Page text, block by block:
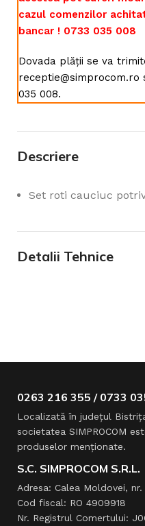
cazul comenzilor
bancar ! 0733 035 008
Dovada plății se va
receptie@simprocom.ro
035 008.
Descriere
Set roti cauciuc
Detalii Tehnice
0263 216 355 / 0733
Localizată în judeţul
societatea SIMPROCOM
produselor menţionate.
S.C. SIMPROCOM S.R.L.
Adresa: Calea Moldovei,
Cod fiscal: RO 4909918
Nr. Registrul Comertului: